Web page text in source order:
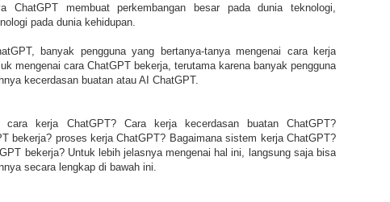
ChatGPT membuat perkembangan besar pada dunia teknologi,
pada dunia kehidupan.
banyak pengguna yang bertanya-tanya mengenai cara kerja
mengenai cara ChatGPT bekerja, terutama karena banyak pengguna
kecerdasan buatan atau AI ChatGPT.
cara kerja ChatGPT? Cara kerja kecerdasan buatan ChatGPT?
bekerja? proses kerja ChatGPT? Bagaimana sistem kerja ChatGPT?
bekerja? Untuk lebih jelasnya mengenai hal ini, langsung saja bisa
secara lengkap di bawah ini.